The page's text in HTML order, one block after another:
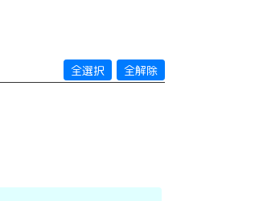
全選択 全解除